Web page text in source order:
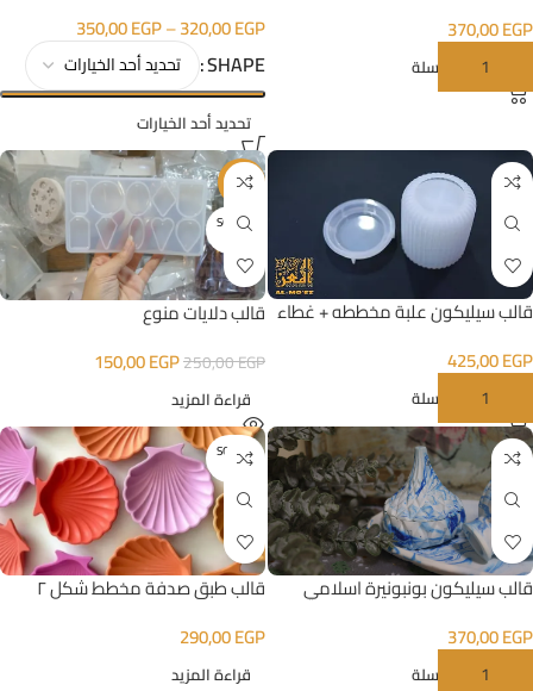
370,00EGP
إضافة إلى السلة
320,00EGP
–
350,00EGP
SHAPE
تحديد أحد الخيارات
قالب سيليكون علبة مخططه + غطاء
425,00EGP
إضافة إلى السلة
-40%
SOLD O
UT
قالب دلايات منوع
250,00EGP
150,00EGP
قراءة المزيد
قالب سيليكون بونبونيرة اسلامي
370,00EGP
إضافة إلى السلة
SOLD O
UT
قالب طبق صدفة مخطط شكل ٢
290,00EGP
قراءة المزيد